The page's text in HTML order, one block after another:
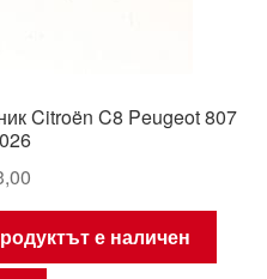
Citroën C8 Peugeot 807
е наличен